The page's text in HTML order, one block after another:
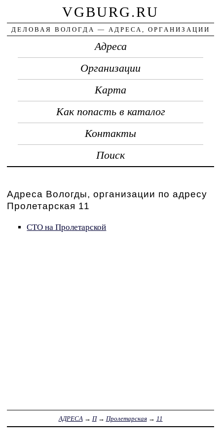
VGBURG.RU
ДЕЛОВАЯ ВОЛОГДА — АДРЕСА, ОРГАНИЗАЦИИ
Адреса
Организации
Карта
Как попасть в каталог
Контакты
Поиск
Адреса Вологды, организации по адресу
Пролетарская 11
СТО на Пролетарской
АДРЕСА → П→ Пролетарская→ 11